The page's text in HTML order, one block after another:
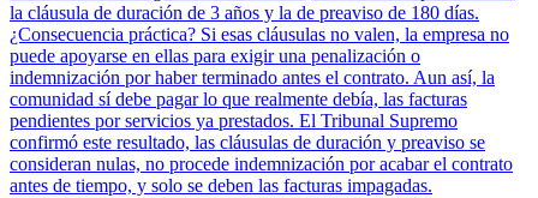
la cláusula de duración de 3 años y la de preaviso de 180 días.
¿Consecuencia práctica? Si esas cláusulas no valen, la empresa no
puede apoyarse en ellas para exigir una penalización o
indemnización por haber terminado antes el contrato. Aun así, la
comunidad sí debe pagar lo que realmente debía, las facturas
pendientes por servicios ya prestados. El Tribunal Supremo
confirmó este resultado, las cláusulas de duración y preaviso se
consideran nulas, no procede indemnización por acabar el contrato
antes de tiempo, y solo se deben las facturas impagadas.